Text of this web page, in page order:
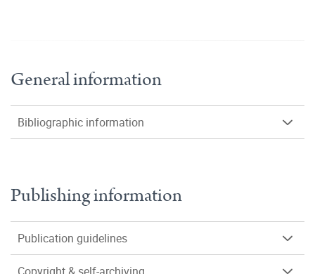
General information
Bibliographic information
Publishing information
Publication guidelines